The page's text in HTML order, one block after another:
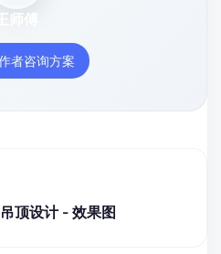
王师傅
者咨询方案
顶设计 - 效果图